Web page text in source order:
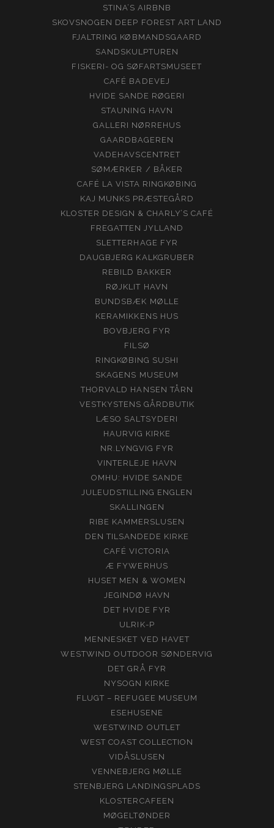
STINA’S AIRBNB
SKOVSNOGEN DEEP FOREST ART LAND
FJALTRING KØBMANDSGAARD
SANDSKULPTUREN
FISKERI- OG SØFARTSMUSEET
CAFÉ BADEVEJ
HVIDE SANDE RØGERI
STAUNING HAVN
GALLERI NØRREHUS
GAARDBAGEREN
VADEHAVSCENTRET
SØMÆRKER / BÅKER
CAFÉ LA VISTA RINGKØBING
KAJ MUNKS PRÆSTEGÅRD
KLOSTER DESIGN & CHARLY’S CAFÉ
FREGATTEN JYLLAND
SLETTERHAGE FYR
DAUGBJERG KALKGRUBER
REBILD BAKKER
RØJKLIT HAVN
BUNDSBÆK MØLLE
KERAMIKKENS HUS
BOVBJERG FYR
FILSØ
RINGKØBING SUSHI
SKAGENS MUSEUM
THORVALD HANSEN TÅRN
VESTKYSTENS GÅRDBUTIK
LÆSO SALTSYDERI
HAURVIG KIRKE
NR.LYNGVIG FYR
VINTERLEJE HAVN
OMHU: HVIDE SANDE
JULEUDSTILLING ENGLEN
SKALLINGEN
RIBE KAMMERSLUSEN
DEN TILSANDEDE KIRKE
CAFÉ VICTORIA
Æ FYWERHUS
HUSET MEN & WOMEN
JEGINDØ HAVN
DET HVIDE FYR
ULRIK-P
MENNESKET VED HAVET
WESTWIND OUTDOOR SØNDERVIG
DET GRÅ FYR
NYSOGN KIRKE
FLUGT – REFUGEE MUSEUM
ESEHUSENE
WESTWIND OUTLET
WEST COAST COLLECTION
VIDÅSLUSEN
VENNEBJERG MØLLE
STENBJERG LANDINGSPLADS
KLOSTERCAFEEN
MØGELTØNDER